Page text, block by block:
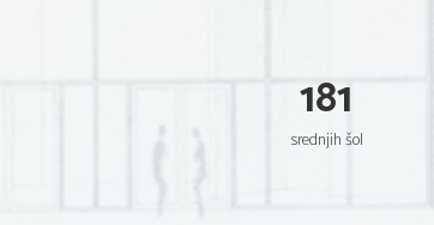
181
srednjih šol